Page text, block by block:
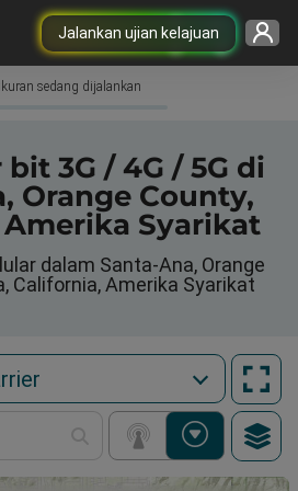
Jalankan ujian kelajuan
sedang dijalankan
3G / 4G / 5G di
Orange County,
Syarikat
dalam Santa-Ana, Orange
California, Amerika Syarikat